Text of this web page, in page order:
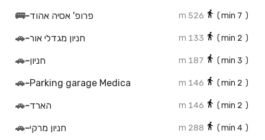
(
7
526 m פרופ' אסיה אהוד-
🚌
(
2
133 m חניון מגדלי אור-
🚗
(
3
187 m חניון-
🚗
(
2
146 m
Parking garage Medica
-
🚗
(
2
146 m הארד-
🚗
(
4
288 m חניון מרקי-
🚗